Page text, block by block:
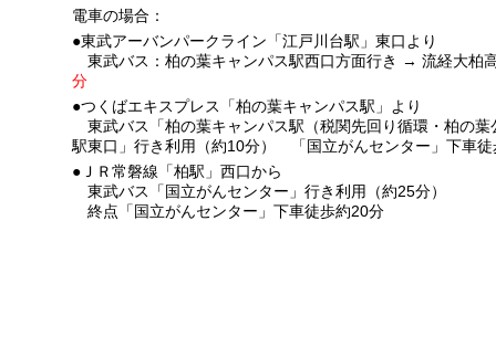
電車の場合：
●東武アーバンパークライン「江戸川台駅」東口より
東武バス：柏の葉キャンパス駅西口方面行き → 流経大柏
分
●つくばエキスプレス「柏の葉キャンパス駅」より
東武バス「柏の葉キャンパス駅（税関先回り循環・柏の
駅東口」行き利用（約10分）
「国立がんセンター」下車徒
●ＪＲ常磐線「柏駅」西口から
東武バス「国立がんセンター」行き利用（約25分）
終点「国立がんセンター」下車徒歩約20分